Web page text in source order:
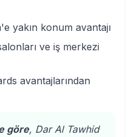
yakın konum avantajı
ve iş merkezi
avantajlarından
göre, Dar Al Tawhid